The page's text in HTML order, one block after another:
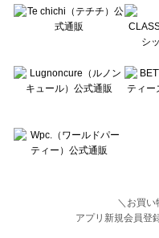
＼お買い
アプリ新規会員登